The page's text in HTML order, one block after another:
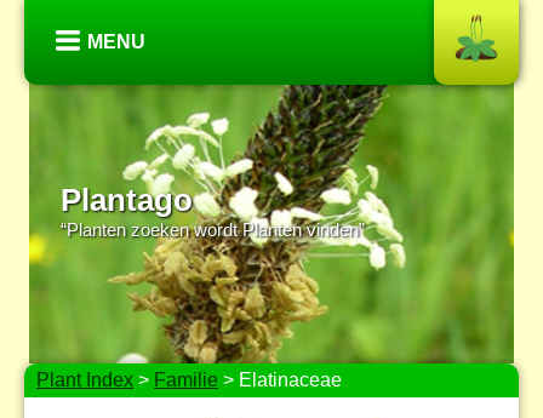
MENU
Plantago
“Planten zoeken wordt Planten vinden”
Plant Index > Familie > Elatinaceae